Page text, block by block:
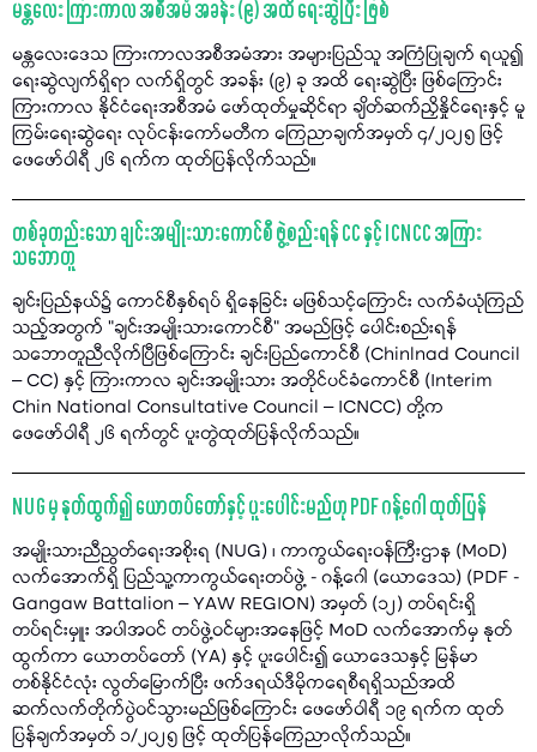
မန္တလေး ကြားကာလ အစီအမံ အခန်း (၉) အထိ ရေးဆွဲပြီး ဖြစ်
မန္တလေးဒေသ ကြားကာလအစီအမံအား အများပြည်သူ အကြံပြုချက် ရယူ၍
ရေးဆွဲလျက်ရှိရာ လက်ရှိတွင် အခန်း (၉) ခု အထိ ရေးဆွဲပြီး ဖြစ်ကြောင်း
ကြားကာလ နိုင်ငံရေးအစီအမံ ဖော်ထုတ်မှုဆိုင်ရာ ချိတ်ဆက်ညှိနှိုင်ရေးနှင့် မူ
ကြမ်းရေးဆွဲရေး လုပ်ငန်းကော်မတီက ကြေညာချက်အမှတ် ၄/၂၀၂၅ ဖြင့်
ဖေဖော်ဝါရီ ၂၆ ရက်က ထုတ်ပြန်လိုက်သည်။
တစ်ခုတည်းသော ချင်းအမျိုးသားကောင်စီ ဖွဲ့စည်းရန် CC နှင့် ICNCC အကြား
သဘောတူ
ချင်းပြည်နယ်၌ ကောင်စီနှစ်ရပ် ရှိနေခြင်း မဖြစ်သင့်ကြောင်း လက်ခံယုံကြည်
သည့်အတွက် "ချင်းအမျိုးသားကောင်စီ" အမည်ဖြင့် ပေါင်းစည်းရန်
သဘောတူညီလိုက်ပြီဖြစ်ကြောင်း ချင်းပြည်ကောင်စီ (Chinlnad Council
– CC) နှင့် ကြားကာလ ချင်းအမျိုးသား အတိုင်ပင်ခံကောင်စီ (Interim
Chin National Consultative Council – ICNCC) တို့က
ဖေဖော်ဝါရီ ၂၆ ရက်တွင် ပူးတွဲထုတ်ပြန်လိုက်သည်။
NUG မှ နုတ်ထွက်၍ ယောတပ်တော်နှင့် ပူးပေါင်းမည်ဟု PDF ဂန့်ဂေါ ထုတ်ပြန်
အမျိုးသားညီညွတ်ရေးအစိုးရ (NUG) ၊ ကာကွယ်ရေးဝန်ကြီးဌာန (MoD)
လက်အောက်ရှိ ပြည်သူ့ကာကွယ်ရေးတပ်ဖွဲ့ - ဂန့်ဂေါ (ယောဒေသ) (PDF -
Gangaw Battalion – YAW REGION) အမှတ် (၁၂) တပ်ရင်းရှိ
တပ်ရင်းမှူး အပါအဝင် တပ်ဖွဲ့ဝင်များအနေဖြင့် MoD လက်အောက်မှ နုတ်
ထွက်ကာ ယောတပ်တော် (YA) နှင့် ပူးပေါင်း၍ ယောဒေသနှင့် မြန်မာ
တစ်နိုင်ငံလုံး လွတ်မြောက်ပြီး ဖက်ဒရယ်ဒီမိုကရေစီရရှိသည်အထိ
ဆက်လက်တိုက်ပွဲဝင်သွားမည်ဖြစ်ကြောင်း ဖေဖော်ဝါရီ ၁၉ ရက်က ထုတ်
ပြန်ချက်အမှတ် ၁/၂၀၂၅ ဖြင့် ထုတ်ပြန်ကြေညာလိုက်သည်။